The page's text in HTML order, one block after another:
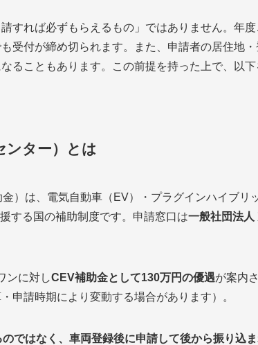
すれば必ずもらえるもの」ではありません。年
受付が締め切られます。また、申請者の居住地・
ることもあります。この前提を持った上で、以
ンター）とは
）は、電気自動車（EV）・プラグインハイブリ
する国の補助制度です。申請窓口は一般社団法人
ンに対しCEV補助金として130万円の優遇が案内
申請時期により変動する場合があります）。
ではなく、車両登録後に申請して後から振り込